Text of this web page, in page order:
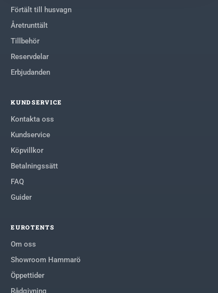
Förtält till husvagn
Åretrunttält
Tillbehör
Reservdelar
Erbjudanden
KUNDSERVICE
Kontakta oss
Kundservice
Köpvillkor
Betalningssätt
FAQ
Guider
EUROTENTS
Om oss
Showroom Hammarö
Öppettider
Rådgivning